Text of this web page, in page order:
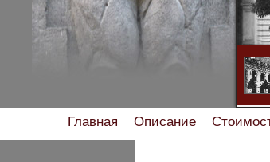
Главная Описание